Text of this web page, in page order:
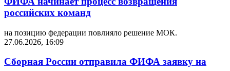
российских команд
на позицию федерации повлияло решение МОК.
27.06.2026, 16:09
Сборная России отправила ФИФА заявку на